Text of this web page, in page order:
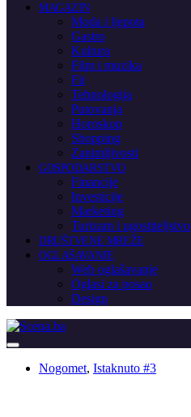
MAGAZIN
Moda i ljepota
Gastro
Kultura
Film i muzika
Fit
Tehnologija
Putovanja
Horoskop
Shopping
Zanimljivosti
GOSPODARSTVO
Financije
Investicije
Marketing
Turizam i ugostiteljstvo
DRUŠTVENE MREŽE
OGLAŠAVANJE
Web oglašavanje
Oglasi za posao
Design
Nogomet, Istaknuto #3